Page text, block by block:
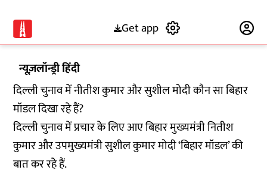
Get app
न्यूज़लॉन्ड्री हिंदी
दिल्ली चुनाव में नीतीश कुमार और सुशील मोदी कौन सा बिहार
मॉडल दिखा रहे हैं?
दिल्ली चुनाव में प्रचार के लिए आए बिहार मुख्यमंत्री नितीश
कुमार और उपमुख्यमंत्री सुशील कुमार मोदी ‘बिहार मॉडल’ की
बात कर रहे हैं.